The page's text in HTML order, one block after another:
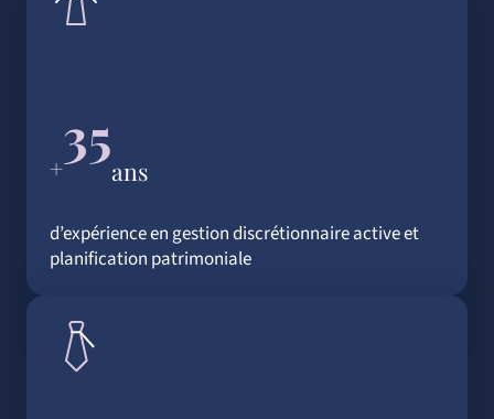
+35
ans
d’expérience en gestion discrétionnaire active et
planification patrimoniale